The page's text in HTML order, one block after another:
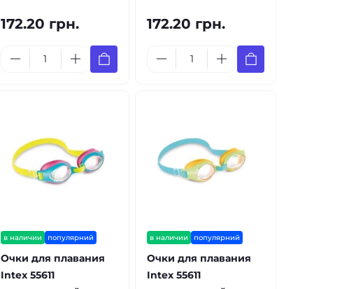
172.20 грн. 172.20 грн.
в наличии популярний
Очки для плавания
Intex 55611
в наличии популярний
Очки для плавания
Intex 55611